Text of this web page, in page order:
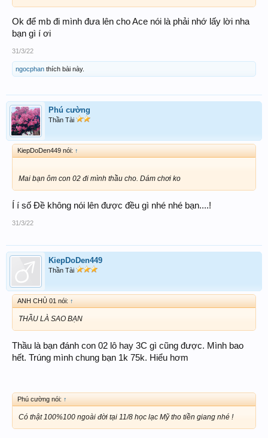
Ok để mb đi mình đưa lên cho Ace nói là phải nhớ lấy lời nha
bạn gì í ơi
31/3/22
ngocphan thích bài này.
Phú cường
Thần Tài
KiepDoDen449 nói: ↑
Mai bạn ôm con 02 đi mình thầu cho. Dám chơi ko
Í í số Đề không nói lên được đều gì nhé nhé bạn....!
31/3/22
KiepDoDen449
Thần Tài
ANH CHỦ 01 nói: ↑
THẦU LÀ SAO BẠN
Thầu là bạn đánh con 02 lô hay 3C gì cũng được. Mình bao
hết. Trúng mình chung bạn 1k 75k. Hiểu hơm
Phú cường nói: ↑
Có thật 100%100 ngoài đời tại 11/8 học lạc Mỹ tho tiền giang nhé !